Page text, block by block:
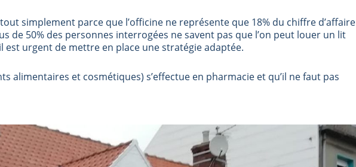
simplement parce que l’officine ne représente que 18% du chiffre d’affaire
de 50% des personnes interrogées ne savent pas que l’on peut louer un lit
urgent de mettre en place une stratégie adaptée.
alimentaires et cosmétiques) s’effectue en pharmacie et qu’il ne faut pas